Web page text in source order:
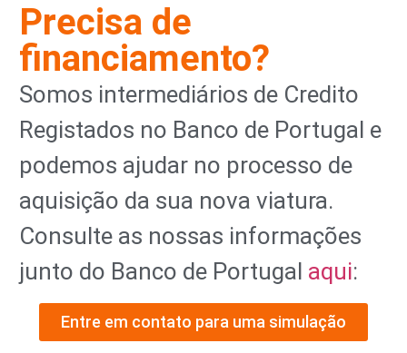
Precisa de
financiamento?
Somos intermediários de Credito
Registados no Banco de Portugal e
podemos ajudar no processo de
aquisição da sua nova viatura.
Consulte as nossas informações
junto do Banco de Portugal aqui:
Entre em contato para uma simulação